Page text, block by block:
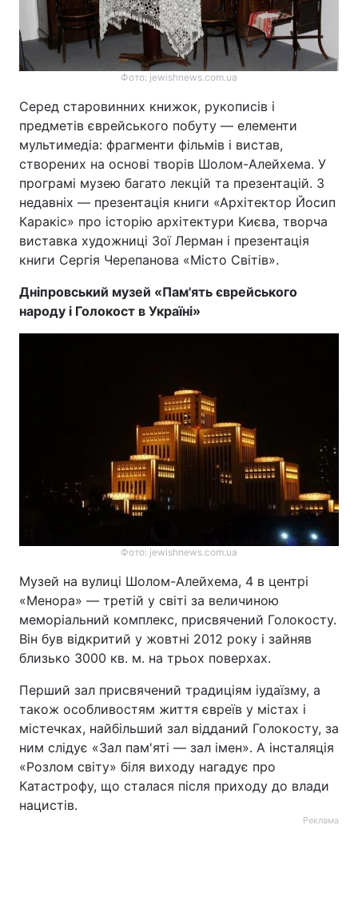
Фото: jewishnews.com.ua
Серед старовинних книжок, рукописів і
предметів єврейського побуту — елементи
мультимедіа: фрагменти фільмів і вистав,
створених на основі творів Шолом-Алейхема. У
програмі музею багато лекцій та презентацій. З
недавніх — презентація книги «Архітектор Йосип
Каракіс» про історію архітектури Києва, творча
виставка художниці Зої Лерман і презентація
книги Сергія Черепанова «Місто Світів».
Дніпровський музей «Пам'ять єврейського
народу і Голокост в Україні»
Фото: jewishnews.com.ua
Музей на вулиці Шолом-Алейхема, 4 в центрі
«Менора» — третій у світі за величиною
меморіальний комплекс, присвячений Голокосту.
Він був відкритий у жовтні 2012 року і зайняв
близько 3000 кв. м. на трьох поверхах.
Перший зал присвячений традиціям іудаїзму, а
також особливостям життя євреїв у містах і
містечках, найбільший зал відданий Голокосту, за
ним слідує «Зал пам'яті — зал імен». А інсталяція
«Розлом світу» біля виходу нагадує про
Катастрофу, що сталася після приходу до влади
нацистів.
Реклама